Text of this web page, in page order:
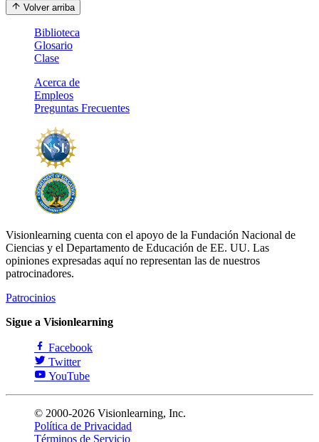
Volver arriba
Biblioteca
Glosario
Clase
Acerca de
Empleos
Preguntas Frecuentes
Visionlearning cuenta con el apoyo de la Fundación Nacional de
Ciencias y el Departamento de Educación de EE. UU. Las
opiniones expresadas aquí no representan las de nuestros
patrocinadores.
Patrocinios
Sigue a Visionlearning
Facebook
Twitter
YouTube
© 2000-2026 Visionlearning, Inc.
Política de Privacidad
Términos de Servicio